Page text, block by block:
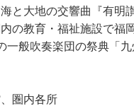
と大地の交響曲『有明
の教育・福祉施設で福
一般吹奏楽団の祭典「
圏内各所